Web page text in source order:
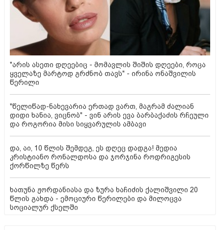
"არის ასეთი დღეებიც - მომავლის შიშის დღეები, როცა
ყველაზე მარტოდ გრძნობ თავს" - ირინა ონაშვილის
წერილი
"წელიწად-ნახევარია ერთად ვართ, მაგრამ ძალიან
დიდი ხანია, ვიცნობ" - ვინ არის ევა ბარბაქაძის რჩეული
და როგორია მისი სიყვარულის ამბავი
და, აი, 10 წლის შემდეგ, ეს დღეც დადგა! მედია
კრისტიანო რონალდოსა და ჯორჯინა როდრიგესის
ქორწილზე წერს
ხათუნა ჟორდანიასა და ზურა ხაჩიძის ქალიშვილი 20
წლის გახდა - ემოციური წერილები და მილოცვა
სოციალურ ქსელში